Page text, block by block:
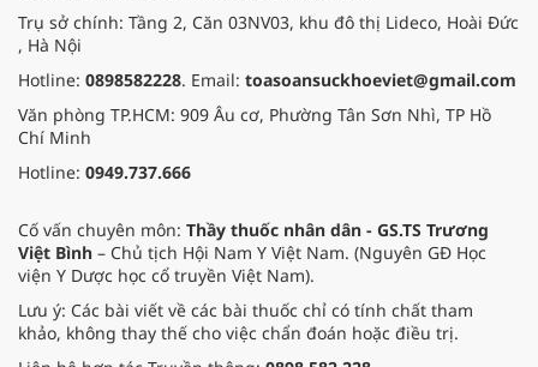
Trụ sở chính: Tầng 2, Căn 03NV03, khu đô thị Lideco, Hoài Đức
, Hà Nội
Hotline: 0898582228. Email: toasoansuckhoeviet@gmail.com
Văn phòng TP.HCM: 909 Âu cơ, Phường Tân Sơn Nhì, TP Hồ
Chí Minh
Hotline: 0949.737.666
Cố vấn chuyên môn: Thầy thuốc nhân dân - GS.TS Trương
Việt Bình – Chủ tịch Hội Nam Y Việt Nam. (Nguyên GĐ Học
viện Y Dược học cổ truyền Việt Nam).
Lưu ý: Các bài viết về các bài thuốc chỉ có tính chất tham
khảo, không thay thế cho việc chẩn đoán hoặc điều trị.